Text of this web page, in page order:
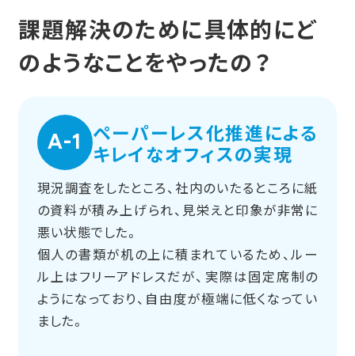
課題解決のために具体的にど
のようなことをやったの？
A-1 ペーパーレス化推進による
キレイなオフィスの実現
現況調査をしたところ、社内のいたるところに紙
の資料が積み上げられ、見栄えと印象が非常に
悪い状態でした。
個人の書類が机の上に積まれているため、ルー
ル上はフリーアドレスだが、実際は固定席制の
ようになっており、自由度が極端に低くなってい
ました。